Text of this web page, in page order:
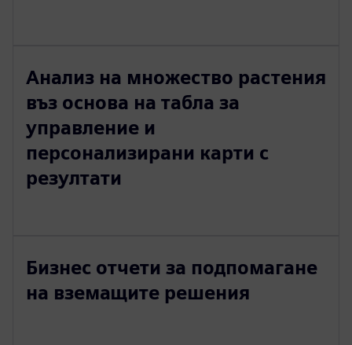
Анализ на множество растения
въз основа на табла за
управление и
персонализирани карти с
резултати
Бизнес отчети за подпомагане
на вземащите решения